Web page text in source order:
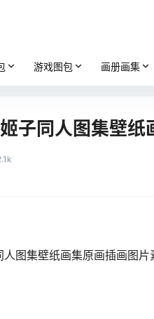
游戏图包 画册画集
子同人图集壁
图集壁纸画集原画插画图片